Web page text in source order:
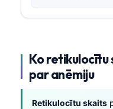
Ko retikulocītu
par anēmiju
Retikulocītu skaits